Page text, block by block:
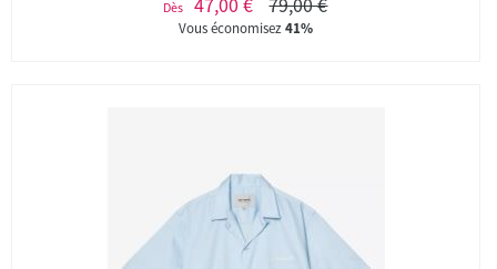
Dès
Vous économisez41%